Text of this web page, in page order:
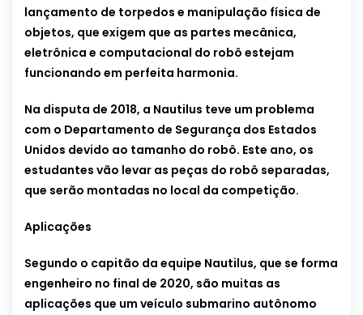
lançamento de torpedos e manipulação física de
objetos, que exigem que as partes mecânica,
eletrônica e computacional do robô estejam
funcionando em perfeita harmonia.
Na disputa de 2018, a Nautilus teve um problema
com o Departamento de Segurança dos Estados
Unidos devido ao tamanho do robô. Este ano, os
estudantes vão levar as peças do robô separadas,
que serão montadas no local da competição.
Aplicações
Segundo o capitão da equipe Nautilus, que se forma
engenheiro no final de 2020, são muitas as
aplicações que um veículo submarino autônomo